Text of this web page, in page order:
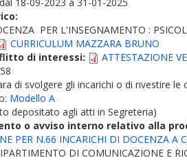
PER L'INSEGNAMENTO :
CURRICULUM MAZZARA BRUNO
di interessi:
ATTESTAZIONE
di svolgere gli incarichi o di rivestire
Modello A
depositato agli atti in Segreteria)
o avviso interno relativo alla
PER N.66 INCARICHI DI DOCENZA A
DI COMUNICAZIONE E